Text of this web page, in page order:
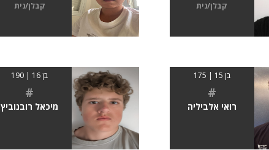
קבלן/נית קבלן/נית
בן 15 | 175
#
רואי אלביליה
בן 16 | 190
#
מיכאל רובנוביץ